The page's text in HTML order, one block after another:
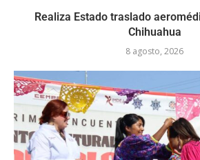
Realiza Estado traslado
Chihuahua
8 agosto, 2026